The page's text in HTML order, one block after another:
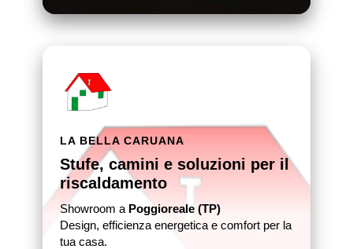
LA BELLA CARUANA
Stufe, camini e soluzioni per il
riscaldamento
Showroom a Poggioreale (TP)
Design, efficienza energetica e comfort per la
tua casa.